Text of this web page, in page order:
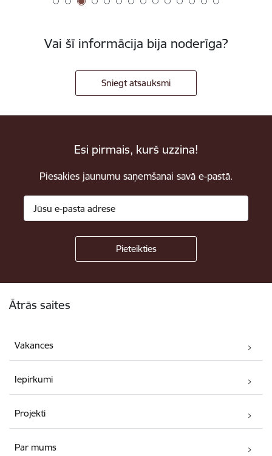
Vai šī informācija bija noderīga?
Sniegt atsauksmi
Esi pirmais, kurš uzzina!
Piesakies jaunumu saņemšanai savā e-pastā.
Ātrās saites
Vakances
Iepirkumi
Projekti
Par mums